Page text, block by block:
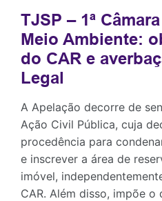
TJSP – 1ª
Meio Ambiente:
do CAR e
Legal
A Apelação decorre de
Ação Civil Pública, cuja
procedência para
e inscrever a área de
imóvel,
CAR. Além disso, impõe o